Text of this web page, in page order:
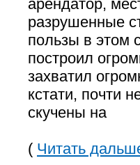
арендатор,
разрушенные
пользы в этом
построил
захватил
кстати, почти
скучены на
( Читать